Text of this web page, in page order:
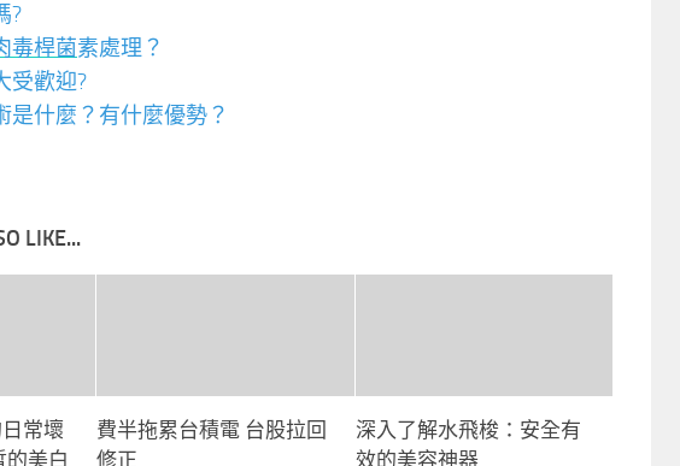
?
毒桿菌素處理？
受歡迎?
是什麼？有什麼優勢？
LIKE...
常壞
的美白
費半拖累台積電 台股拉回
修正
深入了解水飛梭：安全有
效的美容神器